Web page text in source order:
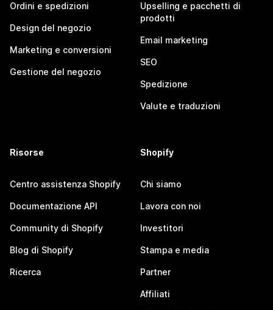
Ordini e spedizioni
Design del negozio
Marketing e conversioni
Gestione del negozio
Upselling e pacchetti di
prodotti
Email marketing
SEO
Spedizione
Valute e traduzioni
Risorse
Centro assistenza Shopify
Documentazione API
Community di Shopify
Blog di Shopify
Ricerca
Shopify
Chi siamo
Lavora con noi
Investitori
Stampa e media
Partner
Affiliati